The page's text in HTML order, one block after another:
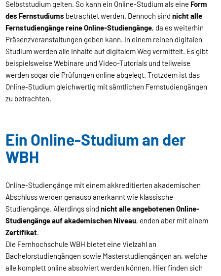
Selbststudium gelten. So kann ein Online-Studium als eine Form
des Fernstudiums betrachtet werden. Dennoch sindnicht alle
Fernstudiengänge reine Online-Studiengänge, da es weiterhin
Präsenzveranstaltungen geben kann. In einem reinen digitalen
Studium werden alle Inhalte auf digitalem Weg vermittelt. Es gibt
beispielsweise Webinare und Video-Tutorials und teilweise
werden sogar die Prüfungen online abgelegt. Trotzdem ist das
Online-Studium gleichwertig mit sämtlichen Fernstudiengängen
zu betrachten.
Ein Online-Studium an der
WBH
Online-Studiengänge mit einem akkreditierten akademischen
Abschluss werden genauso anerkannt wie klassische
Studiengänge. Allerdings sindnicht alle angebotenen Online-
Studiengänge auf akademischen Niveau, enden aber mit einem
Zertifikat.
Die Fernhochschule WBH bietet eine Vielzahl an
Bachelorstudiengängen sowie Masterstudiengängen an, welche
alle komplett online absolviert werden können. Hier finden sich